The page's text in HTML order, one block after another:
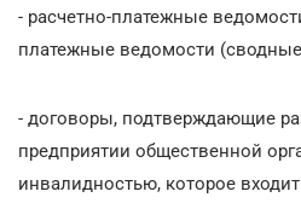
- расчетно-платежные
платежные ведомости
- договоры, подтверждающие
предприятии общественной
инвалидностью, которое